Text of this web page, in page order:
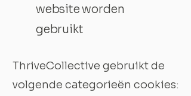
website worden
gebruikt
ThriveCollective gebruikt de
volgende categorieën cookies: